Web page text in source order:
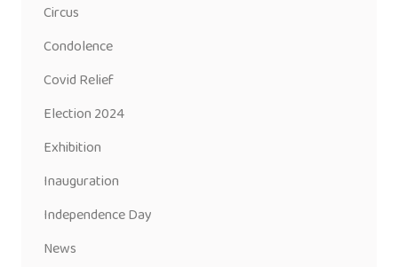
Circus
Condolence
Covid Relief
Election 2024
Exhibition
Inauguration
Independence Day
News